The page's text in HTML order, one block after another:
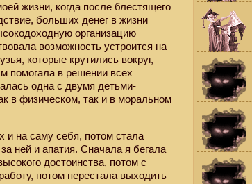
жизни, когда после блестящего
больших денег в жизни
организацию
возможность устроится на
которые крутились вокруг,
помогала в решении всех
одна с двумя детьми-
в физическом, так и в моральном
и на саму себя, потом стала
ней и апатия. Сначала я бегала
достоинства, потом с
потом перестала выходить